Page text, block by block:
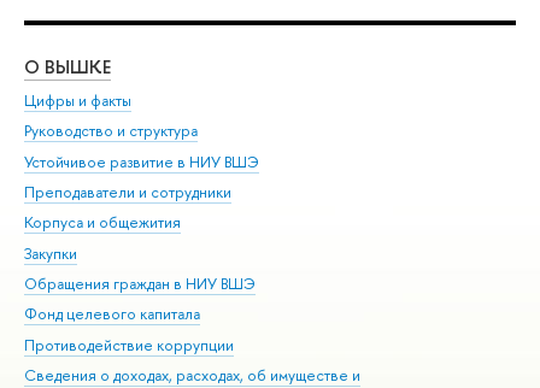
О ВЫШКЕ
Цифры и факты
Руководство и структура
Устойчивое развитие в НИУ ВШЭ
Преподаватели и сотрудники
Корпуса и общежития
Закупки
Обращения граждан в НИУ ВШЭ
Фонд целевого капитала
Противодействие коррупции
Сведения о доходах, расходах, об имуществе и